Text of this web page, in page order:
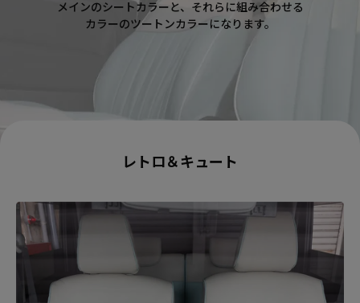
メインのシートカラーと、それらに組み合わせる
カラーのツートンカラーになります。
レトロ＆キュート